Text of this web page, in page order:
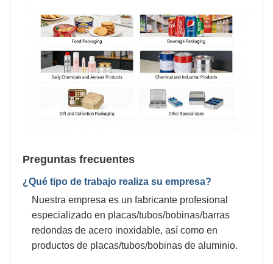
Preguntas frecuentes
¿Qué tipo de trabajo realiza su empresa?
Nuestra empresa es un fabricante profesional
especializado en placas/tubos/bobinas/barras
redondas de acero inoxidable, así como en
productos de placas/tubos/bobinas de aluminio.